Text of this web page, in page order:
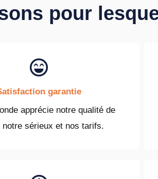
pour
garantie
apprécie notre qualité de
notre sérieux et nos tarifs.